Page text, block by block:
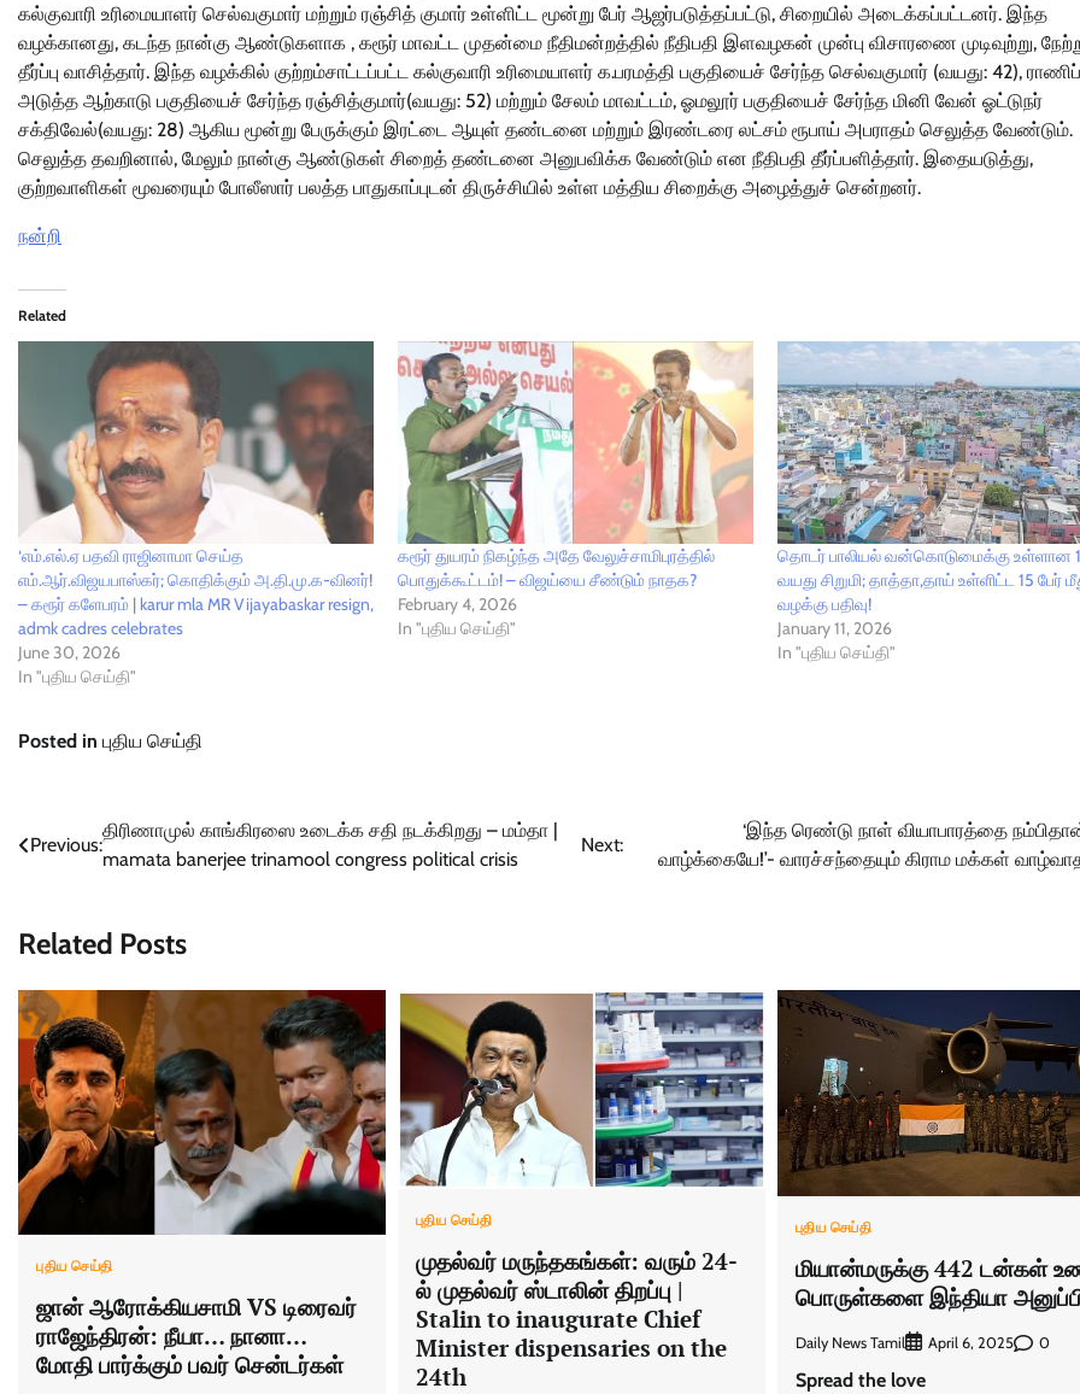
கல்குவாரி உரிமையாளர் செல்வகுமார் மற்றும் ரஞ்சித் குமார் உள்ளிட்ட மூன்று பேர் ஆஜர்படுத்தப்பட்டு, சிறையில் அடைக்கப்பட்டனர். இந்த
வழக்கானது, கடந்த நான்கு ஆண்டுகளாக , கரூர் மாவட்ட முதன்மை நீதிமன்றத்தில் நீதிபதி இளவழகன் முன்பு விசாரணை முடிவுற்று,
தீர்ப்பு வாசித்தார். இந்த வழக்கில் குற்றம்சாட்டப்பட்ட கல்குவாரி உரிமையாளர் க.பரமத்தி பகுதியைச் சேர்ந்த செல்வகுமார் (வயது: 42),
அடுத்த ஆற்காடு பகுதியைச் சேர்ந்த ரஞ்சித்குமார்(வயது: 52) மற்றும் சேலம் மாவட்டம், ஓமலூர் பகுதியைச் சேர்ந்த மினி வேன் ஓட்டுநர்
சக்திவேல்(வயது: 28) ஆகிய மூன்று பேருக்கும் இரட்டை ஆயுள் தண்டனை மற்றும் இரண்டரை லட்சம் ரூபாய் அபராதம் செலுத்த வேண்டும்.
செலுத்த தவறினால், மேலும் நான்கு ஆண்டுகள் சிறைத் தண்டனை அனுபவிக்க வேண்டும் என நீதிபதி தீர்ப்பளித்தார். இதையடுத்து,
குற்றவாளிகள் மூவரையும் போலீஸார் பலத்த பாதுகாப்புடன் திருச்சியில் உள்ள மத்திய சிறைக்கு அழைத்துச் சென்றனர்.
நன்றி
Related
‘எம்.எல்.ஏ பதவி ராஜினாமா செய்த
எம்.ஆர்.விஜயபாஸ்கர்; கொதிக்கும் அ.தி.மு.க-வினர்!
– கரூர் களேபரம் | karur mla MR Vijayabaskar resign,
admk cadres celebrates
June 30, 2026
In "புதிய செய்தி"
கரூர் துயரம் நிகழ்ந்த அதே வேலுச்சாமிபுரத்தில்
பொதுக்கூட்டம்! – விஜய்யை சீண்டும் நாதக?
February 4, 2026
In "புதிய செய்தி"
தொடர் பாலியல் வன்கொடுமைக்கு உள்ளான
வயது சிறுமி; தாத்தா,தாய் உள்ளிட்ட 15 பேர்
வழக்கு பதிவு!
January 11, 2026
In "புதிய செய்தி"
Posted in புதிய செய்தி
Post
Previous:
திரிணாமுல் காங்கிரஸை உடைக்க சதி நடக்கிறது – மம்தா |
mamata banerjee trinamool congress political crisis
Next:
‘இந்த ரெண்டு நாள் வியாபாரத்தை
வாழ்க்கையே!’- வாரச்சந்தையும் கிராம மக்கள்
Related Posts
புதிய செய்தி
ஜான் ஆரோக்கியசாமி VS டிரைவர்
ராஜேந்திரன்: நீயா… நானா…
மோதி பார்க்கும் பவர் சென்டர்கள்
புதிய செய்தி
முதல்வர் மருந்தகங்கள்: வரும் 24-
ல் முதல்வர் ஸ்டாலின் திறப்பு |
Stalin to inaugurate Chief
Minister dispensaries on the
24th
புதிய செய்தி
மியான்மருக்கு 442 டன்கள்
பொருள்களை இந்தியா
Daily News Tamil April 6, 2025 0
Spread the love